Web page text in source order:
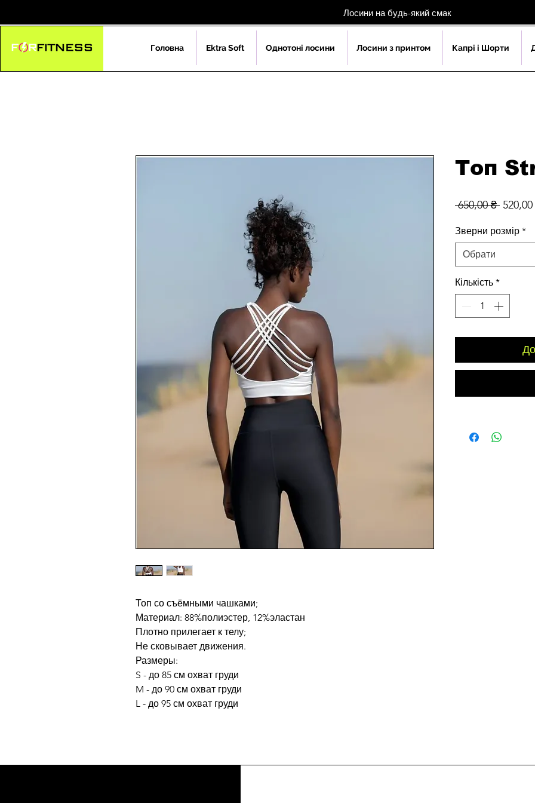
Лосини на будь-який смак
Головна Ektra Soft Однотоні лосини Лосини з принтом Капрі і Шорти
Топ со съёмными чашками;
Материал: 88%полиэстер, 12%эластан
Плотно прилегает к телу;
Не сковывает движения.
Размеры:
S - до 85 см охват груди
M - до 90 см охват груди
L - до 95 см охват груди
Топ
650,00 ₴
Зверни розмір *
Обрати
Кількість *